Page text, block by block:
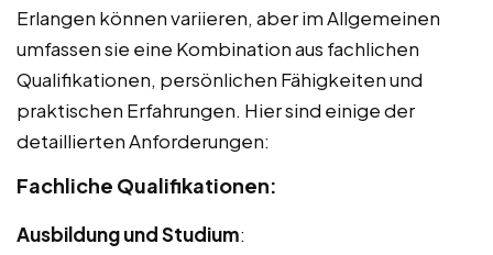
Erlangen können variieren, aber im Allgemeinen
umfassen sie eine Kombination aus fachlichen
Qualifikationen, persönlichen Fähigkeiten und
praktischen Erfahrungen. Hier sind einige der
detaillierten Anforderungen:
Fachliche Qualifikationen:
Ausbildung und Studium: